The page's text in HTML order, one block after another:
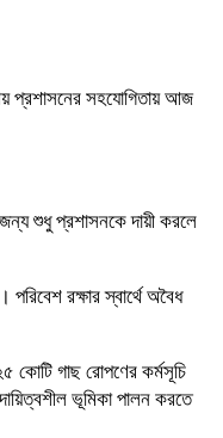
প্রশাসনের সহযোগিতায় আজ
শুধু প্রশাসনকে দায়ী করলে
রক্ষার স্বার্থে অবৈধ
কোটি গাছ রোপণের কর্মসূচি
ভূমিকা পালন করতে